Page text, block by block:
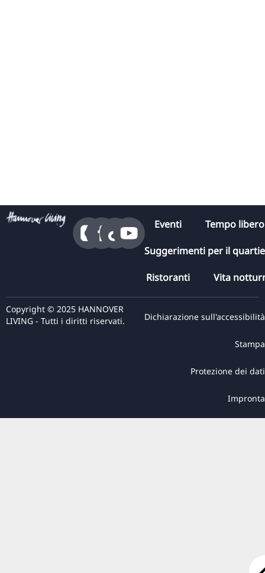
Eventi Tempo libero
Suggerimenti per il
Ristoranti Vita
Copyright © 2025 HANNOVER
LIVING - Tutti i diritti riservati.
Dichiarazione sull'accessibilità
Stampa
Protezione dei dati
Impronta